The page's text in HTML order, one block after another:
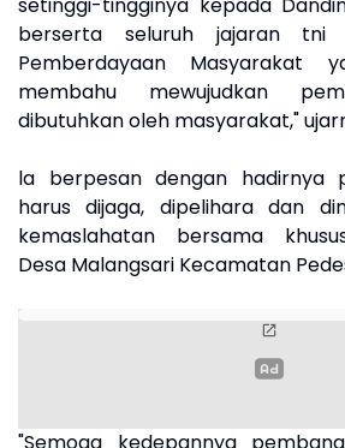
setinggi-tingginya kepada
berserta seluruh jajaran tni
Pemberdayaan Masyarakat
membahu mewujudkan
dibutuhkan oleh masyarakat,"
la berpesan dengan hadirnya
harus dijaga, dipelihara dan
kemaslahatan bersama
Desa Malangsari Kecamatan